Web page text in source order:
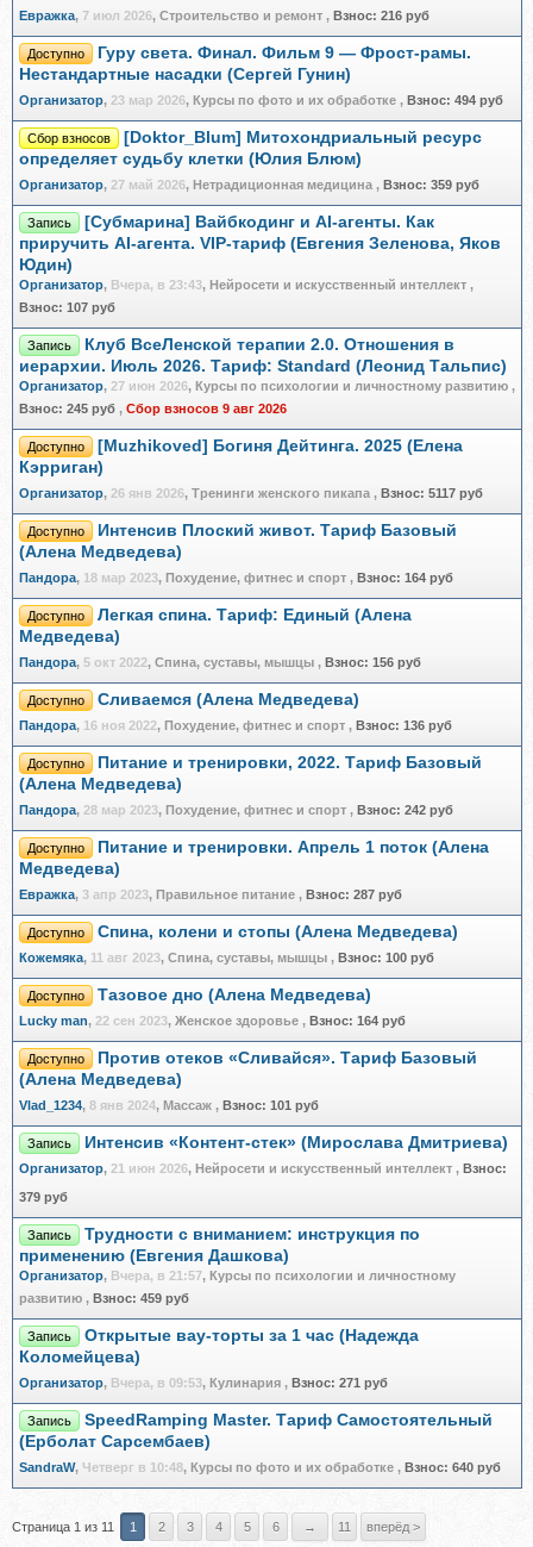
Евражкa, 7 июл 2026, Строительство и ремонт , Взнос: 216 руб
Доступно
Гуру света. Финал. Фильм 9 — Фрост-рамы.
Нестандартные насадки (Сергей Гунин)
Организатор, 23 мар 2026, Курсы по фото и их обработке , Взнос: 494 руб
Сбор взносов
[Doktor_Blum] Митохондриальный ресурс
определяет судьбу клетки (Юлия Блюм)
Организатор, 27 май 2026, Нетрадиционная медицина , Взнос: 359 руб
Запись
[Субмарина] Вайбкодинг и AI-агенты. Как
приручить AI-агента. VIP-тариф (Евгения Зеленова, Яков
Юдин)
Организатор, Вчера, в 23:43, Нейросети и искусственный интеллект ,
Взнос: 107 руб
Запись
Клуб ВсеЛенской терапии 2.0. Отношения в
иерархии. Июль 2026. Тариф: Standard (Леонид Тальпис)
Организатор, 27 июн 2026, Курсы по психологии и личностному развитию ,
Взнос: 245 руб , Сбор взносов 9 авг 2026
Доступно
[Muzhikoved] Богиня Дейтинга. 2025 (Елена
Кэрриган)
Организатор, 26 янв 2026, Тренинги женского пикапа , Взнос: 5117 руб
Доступно
Интенсив Плоский живот. Тариф Базовый
(Алена Медведева)
Пандора, 18 мар 2023, Похудение, фитнес и спорт , Взнос: 164 руб
Доступно
Легкая спина. Тариф: Единый (Алена
Медведева)
Пандора, 5 окт 2022, Спина, суставы, мышцы , Взнос: 156 руб
Доступно Сливаемся (Алена Медведева)
Пандора, 16 ноя 2022, Похудение, фитнес и спорт , Взнос: 136 руб
Доступно
Питание и тренировки, 2022. Тариф Базовый
(Алена Медведева)
Пандора, 28 мар 2023, Похудение, фитнес и спорт , Взнос: 242 руб
Доступно
Питание и тренировки. Апрель 1 поток (Алена
Медведева)
Евражкa, 3 апр 2023, Правильное питание , Взнос: 287 руб
Доступно Спина, колени и стопы (Алена Медведева)
Кожемяка, 11 авг 2023, Спина, суставы, мышцы , Взнос: 100 руб
Доступно Тазовое дно (Алена Медведева)
Lucky man, 22 сен 2023, Женское здоровье , Взнос: 164 руб
Доступно
Против отеков «Сливайся». Тариф Базовый
(Алена Медведева)
Vlad_1234, 8 янв 2024, Массаж , Взнос: 101 руб
Запись Интенсив «Контент-стек» (Мирослава Дмитриева)
Организатор, 21 июн 2026, Нейросети и искусственный интеллект , Взнос:
379 руб
Запись
Трудности с вниманием: инструкция по
применению (Евгения Дашкова)
Организатор, Вчера, в 21:57, Курсы по психологии и личностному
развитию , Взнос: 459 руб
Запись
Открытые вау-торты за 1 час (Надежда
Коломейцева)
Организатор, Вчера, в 09:53, Кулинария , Взнос: 271 руб
Запись
SpeedRamping Master. Тариф Самостоятельный
(Ерболат Сарсембаев)
SandraW, Четверг в 10:48, Курсы по фото и их обработке , Взнос: 640 руб
Страница 1 из 11 1 2 3 4 5 6 → 11 вперёд >